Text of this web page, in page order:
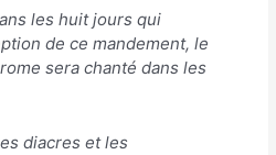
les huit jours qui
de ce mandement, le
sera chanté dans les
diacres et les